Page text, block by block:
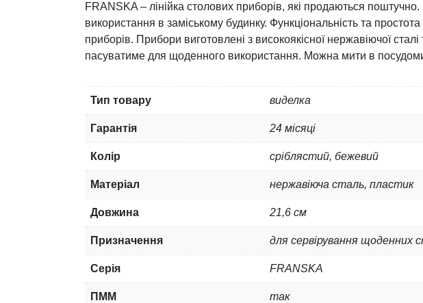
FRANSKA – лінійка столових приборів, які продаються
використання в заміському будинку. Функціональність та
приборів. Прибори виготовлені з високоякісної нержавіючої
пасуватиме для щоденного використання. Можна мити в
Тип товару виделка
Гарантія 24 місяці
Колір сріблястий, бежевий
Матеріал нержавіюча сталь, пластик
Довжина 21,6 см
Призначення для сервірування щоденних
Серія FRANSKA
ПММ так